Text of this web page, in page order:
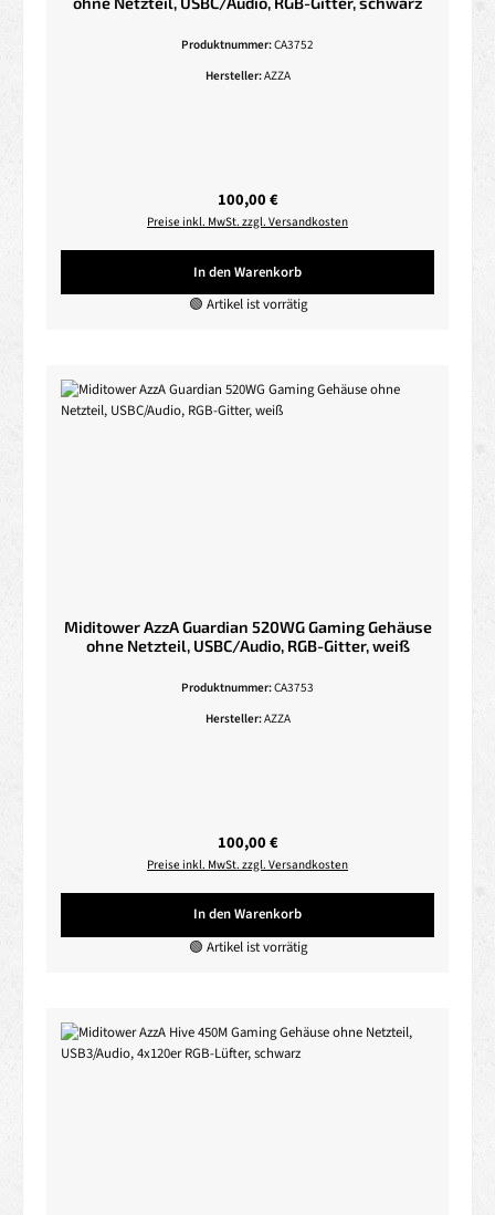
Produktnummer:CA3752
Hersteller:AZZA
Regulärer Preis:
100,00 €
Preise inkl. MwSt. zzgl. Versandkosten
In den Warenkorb
🟢 Artikel ist vorrätig
Miditower AzzA Guardian 520WG Gaming Gehäuse
ohne Netzteil, USBC/Audio, RGB-Gitter, weiß
Produktnummer:CA3753
Hersteller:AZZA
Regulärer Preis:
100,00 €
Preise inkl. MwSt. zzgl. Versandkosten
In den Warenkorb
🟢 Artikel ist vorrätig